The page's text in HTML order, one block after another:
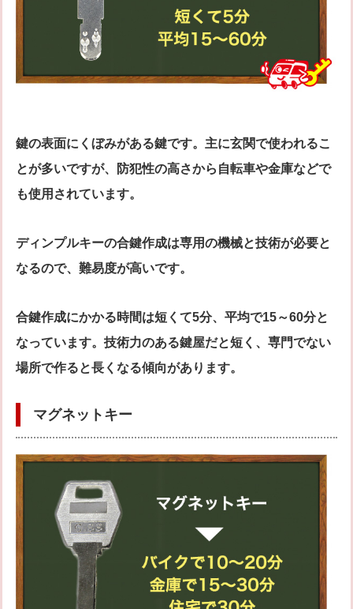
鍵の表面にくぼみがある鍵です。主に玄関で使われるこ
とが多いですが、防犯性の高さから自転車や金庫などで
も使用されています。
ディンプルキーの合鍵作成は専用の機械と技術が必要と
なるので、難易度が高いです。
合鍵作成にかかる時間は短くて5分、平均で15～60分と
なっています。技術力のある鍵屋だと短く、専門でない
場所で作ると長くなる傾向があります。
マグネットキー